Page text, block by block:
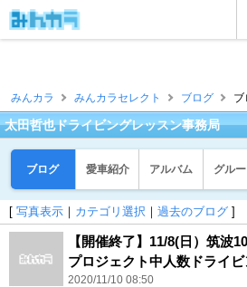
みんカラ みんカラセレクト ブログ
太田哲也ドライビングレッスン事務局
ブログ 愛車紹介 アルバム グル
[ 写真表示 ｜ カテゴリ選択 ｜ 過去のブログ ]
【開催終了】11/8(日）筑波
プロジェクト中人数ドライ
2020/11/10 08:50